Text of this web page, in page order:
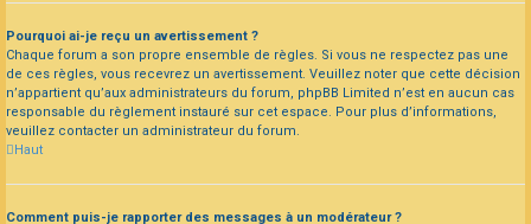
Pourquoi ai-je reçu un avertissement ?
Chaque forum a son propre ensemble de règles. Si vous ne respectez pas une
de ces règles, vous recevrez un avertissement. Veuillez noter que cette décision
n’appartient qu’aux administrateurs du forum, phpBB Limited n’est en aucun cas
responsable du règlement instauré sur cet espace. Pour plus d’informations,
veuillez contacter un administrateur du forum.
Haut
Comment puis-je rapporter des messages à un modérateur ?